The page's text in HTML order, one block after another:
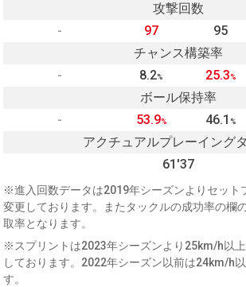
攻撃回数
-
97 95
チャンス構築率
-
8.2% 25.3%
ボール保持率
-
53.9% 46.1 %
アクチュアルプレーイング
61'37
※進入回数データは2019年シーズンよりセット
変更しております。またタックルの成功率の欄
取率となります。
※スプリントは2023年シーズンより25km/h以
しております。2022年シーズン以前は24km/h
す。